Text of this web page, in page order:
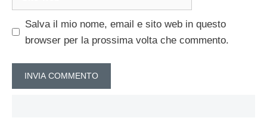
Salva il mio nome, email e sito web in questo
browser per la prossima volta che commento.